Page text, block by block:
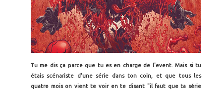
Tu me dis ça parce que tu es en charge de l'event. Mais si tu
étais scénariste d'une série dans ton coin, et que tous les
quatre mois on vient te voir en te disant "il faut que ta série